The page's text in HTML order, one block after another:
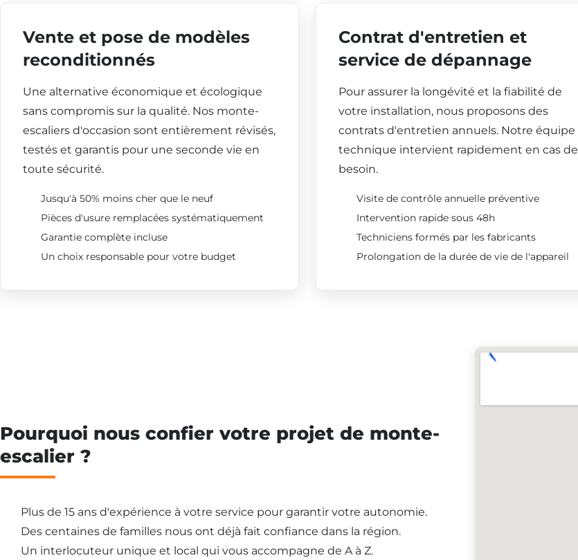
Vente et pose de modèles
reconditionnés
Une alternative économique et écologique
sans compromis sur la qualité. Nos monte-
escaliers d'occasion sont entièrement révisés,
testés et garantis pour une seconde vie en
toute sécurité.
Jusqu'à 50% moins cher que le neuf
Pièces d'usure remplacées systématiquement
Garantie complète incluse
Un choix responsable pour votre budget
Contrat d'entretien et
service de dépannage
Pour assurer la longévité et la fiabilité de
votre installation, nous proposons des
contrats d'entretien annuels. Notre équipe
technique intervient rapidement en cas de
besoin.
Visite de contrôle annuelle préventive
Intervention rapide sous 48h
Techniciens formés par les fabricants
Prolongation de la durée de vie de l'appareil
Pourquoi nous confier votre projet de monte-
escalier ?
Plus de 15 ans d'expérience à votre service pour garantir votre autonomie.
Des centaines de familles nous ont déjà fait confiance dans la région.
Un interlocuteur unique et local qui vous accompagne de A à Z.